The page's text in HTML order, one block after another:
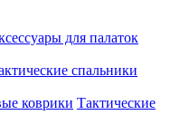
для палаток
спальники
коврики Тактические